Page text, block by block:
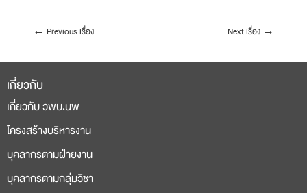
← Previous เรื่อง Next เรื่อง →
เกี่ยวกับ
เกี่ยวกับ วพบ.นพ
โครงสร้างบริหารงาน
บุคลากรตามฝ่ายงาน
บุคลากรตามกลุ่มวิชา